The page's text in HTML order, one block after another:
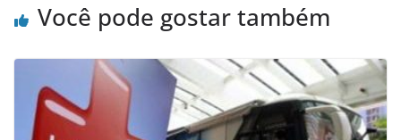
Você pode gostar também